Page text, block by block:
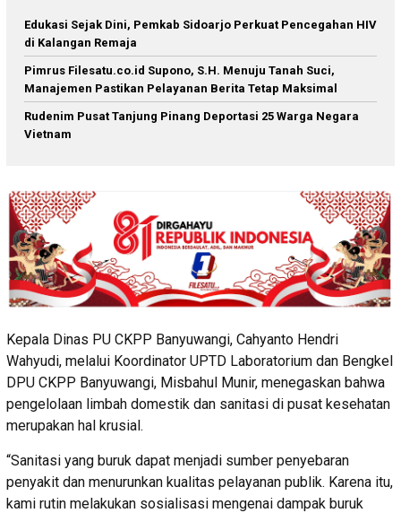
Edukasi Sejak Dini, Pemkab Sidoarjo Perkuat Pencegahan HIV
di Kalangan Remaja
Pimrus Filesatu.co.id Supono, S.H. Menuju Tanah Suci,
Manajemen Pastikan Pelayanan Berita Tetap Maksimal
Rudenim Pusat Tanjung Pinang Deportasi 25 Warga Negara
Vietnam
Kepala Dinas PU CKPP Banyuwangi, Cahyanto Hendri
Wahyudi, melalui Koordinator UPTD Laboratorium dan Bengkel
DPU CKPP Banyuwangi, Misbahul Munir, menegaskan bahwa
pengelolaan limbah domestik dan sanitasi di pusat kesehatan
merupakan hal krusial.
“Sanitasi yang buruk dapat menjadi sumber penyebaran
penyakit dan menurunkan kualitas pelayanan publik. Karena itu,
kami rutin melakukan sosialisasi mengenai dampak buruk